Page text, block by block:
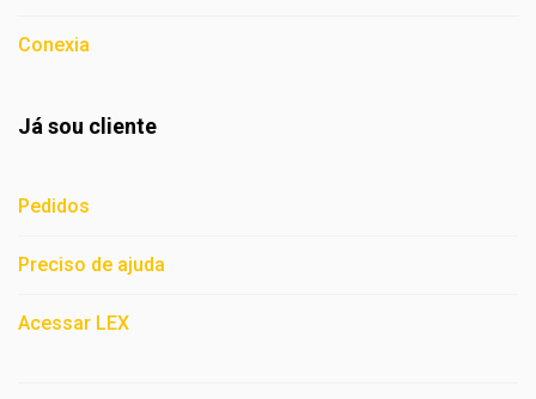
Conexia
Já sou cliente
Pedidos
Preciso de ajuda
Acessar LEX